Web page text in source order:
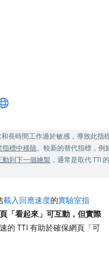
長時間工作過於敏感，導致此指
指標中移除。較新的替代指標，例
動到下一個繪製 ，通常是取代 TTI
載入回應速度的實驗室指
「看起來」可互動，但實際
的 TTI 有助於確保網頁「可